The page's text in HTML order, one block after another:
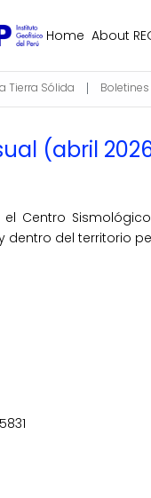
Home About
Tierra Sólida Boletines
(abril
Centro
dentro del territorio